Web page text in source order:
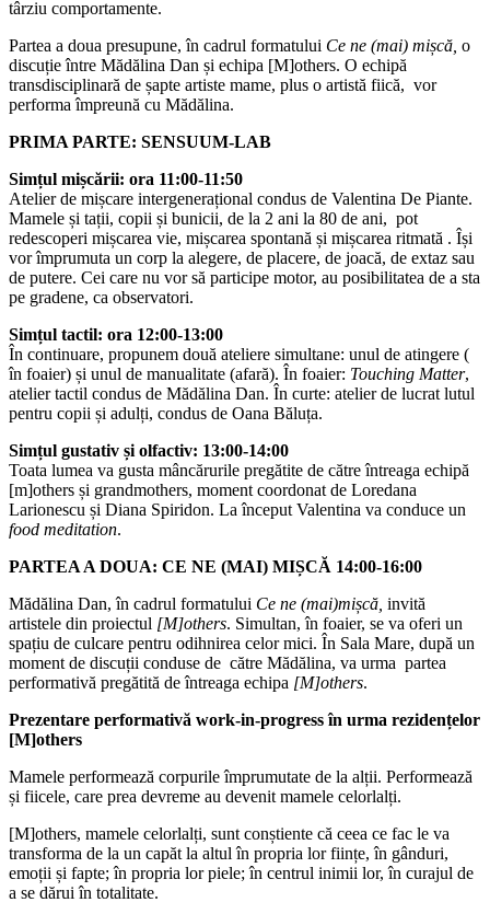
târziu comportamente.
Partea a doua presupune, în cadrul formatului Ce ne (mai) mișcă, o
discuție între Mădălina Dan și echipa [M]others. O echipă
transdisciplinară de șapte artiste mame, plus o artistă fiică, vor
performa împreună cu Mădălina.
PRIMA PARTE: SENSUUM-LAB
Simțul mișcării: ora 11:00-11:50
Atelier de mișcare intergenerațional condus de Valentina De Piante.
Mamele și tații, copii și bunicii, de la 2 ani la 80 de ani, pot
redescoperi mișcarea vie, mișcarea spontană și mișcarea ritmată . Își
vor împrumuta un corp la alegere, de placere, de joacă, de extaz sau
de putere. Cei care nu vor să participe motor, au posibilitatea de a sta
pe gradene, ca observatori.
Simțul tactil: ora 12:00-13:00
În continuare, propunem două ateliere simultane: unul de atingere (
în foaier) și unul de manualitate (afară). În foaier: Touching Matter,
atelier tactil condus de Mădălina Dan. În curte: atelier de lucrat lutul
pentru copii și adulți, condus de Oana Băluța.
Simțul gustativ și olfactiv: 13:00-14:00
Toata lumea va gusta mâncărurile pregătite de către întreaga echipă
[m]others și grandmothers, moment coordonat de Loredana
Larionescu și Diana Spiridon. La început Valentina va conduce un
food meditation.
PARTEA A DOUA: CE NE (MAI) MIȘCĂ 14:00-16:00
Mădălina Dan, în cadrul formatului Ce ne (mai)mișcă, invită
artistele din proiectul [M]others. Simultan, în foaier, se va oferi un
spațiu de culcare pentru odihnirea celor mici. În Sala Mare, după un
moment de discuții conduse de către Mădălina, va urma partea
performativă pregătită de întreaga echipa [M]others.
Prezentare performativă work-in-progress în urma rezidențelor
[M]others
Mamele performează corpurile împrumutate de la alții. Performează
și fiicele, care prea devreme au devenit mamele celorlalți.
[M]others, mamele celorlalți, sunt conștiente că ceea ce fac le va
transforma de la un capăt la altul în propria lor ființe, în gânduri,
emoții și fapte; în propria lor piele; în centrul inimii lor, în curajul de
a se dărui în totalitate.